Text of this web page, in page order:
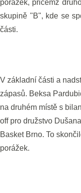
porážek, přičemž
skupině "B", kde se
části.
V základní části a
zápasů. Beksa
na druhém místě s
off pro družstvo
Basket Brno. To
porážek.